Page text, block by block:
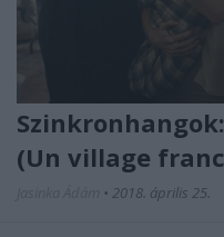
(Un village
• 2018. április 25.